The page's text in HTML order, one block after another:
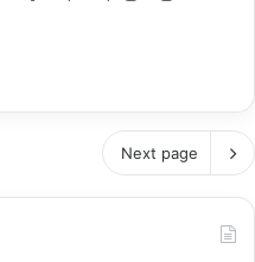
Next page